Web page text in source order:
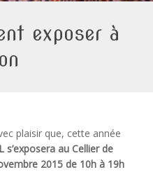
exposer à
plaisir que, cette année
s’exposera au Cellier de
2015 de 10h à 19h